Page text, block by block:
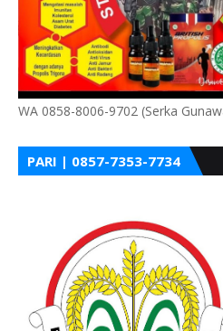
WA 0858-8006-9702 (Serka
PARI | 0857-7353-7734